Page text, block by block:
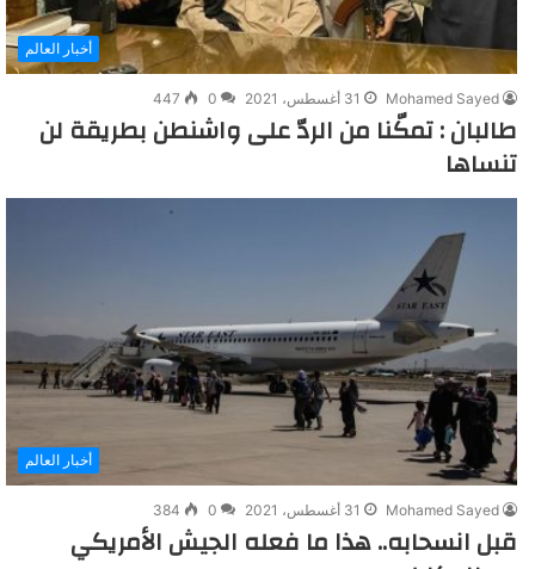
أخبار العالم
Mohamed Sayed 31 أغسطس، 2021 0
447
طالبان : تمكّنا من الردّ على واشنطن بطريقة لن
تنساها
أخبار العالم
Mohamed Sayed 31 أغسطس، 2021 0
384
قبل انسحابه.. هذا ما فعله الجيش الأمريكي